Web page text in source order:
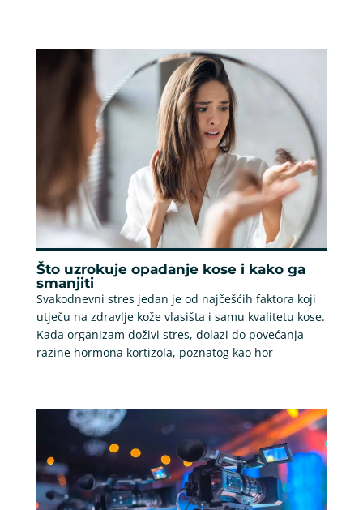
Što uzrokuje opadanje kose i kako ga
smanjiti
Svakodnevni stres jedan je od najčešćih faktora koji
utječu na zdravlje kože vlasišta i samu kvalitetu kose.
Kada organizam doživi stres, dolazi do povećanja
razine hormona kortizola, poznatog kao hor